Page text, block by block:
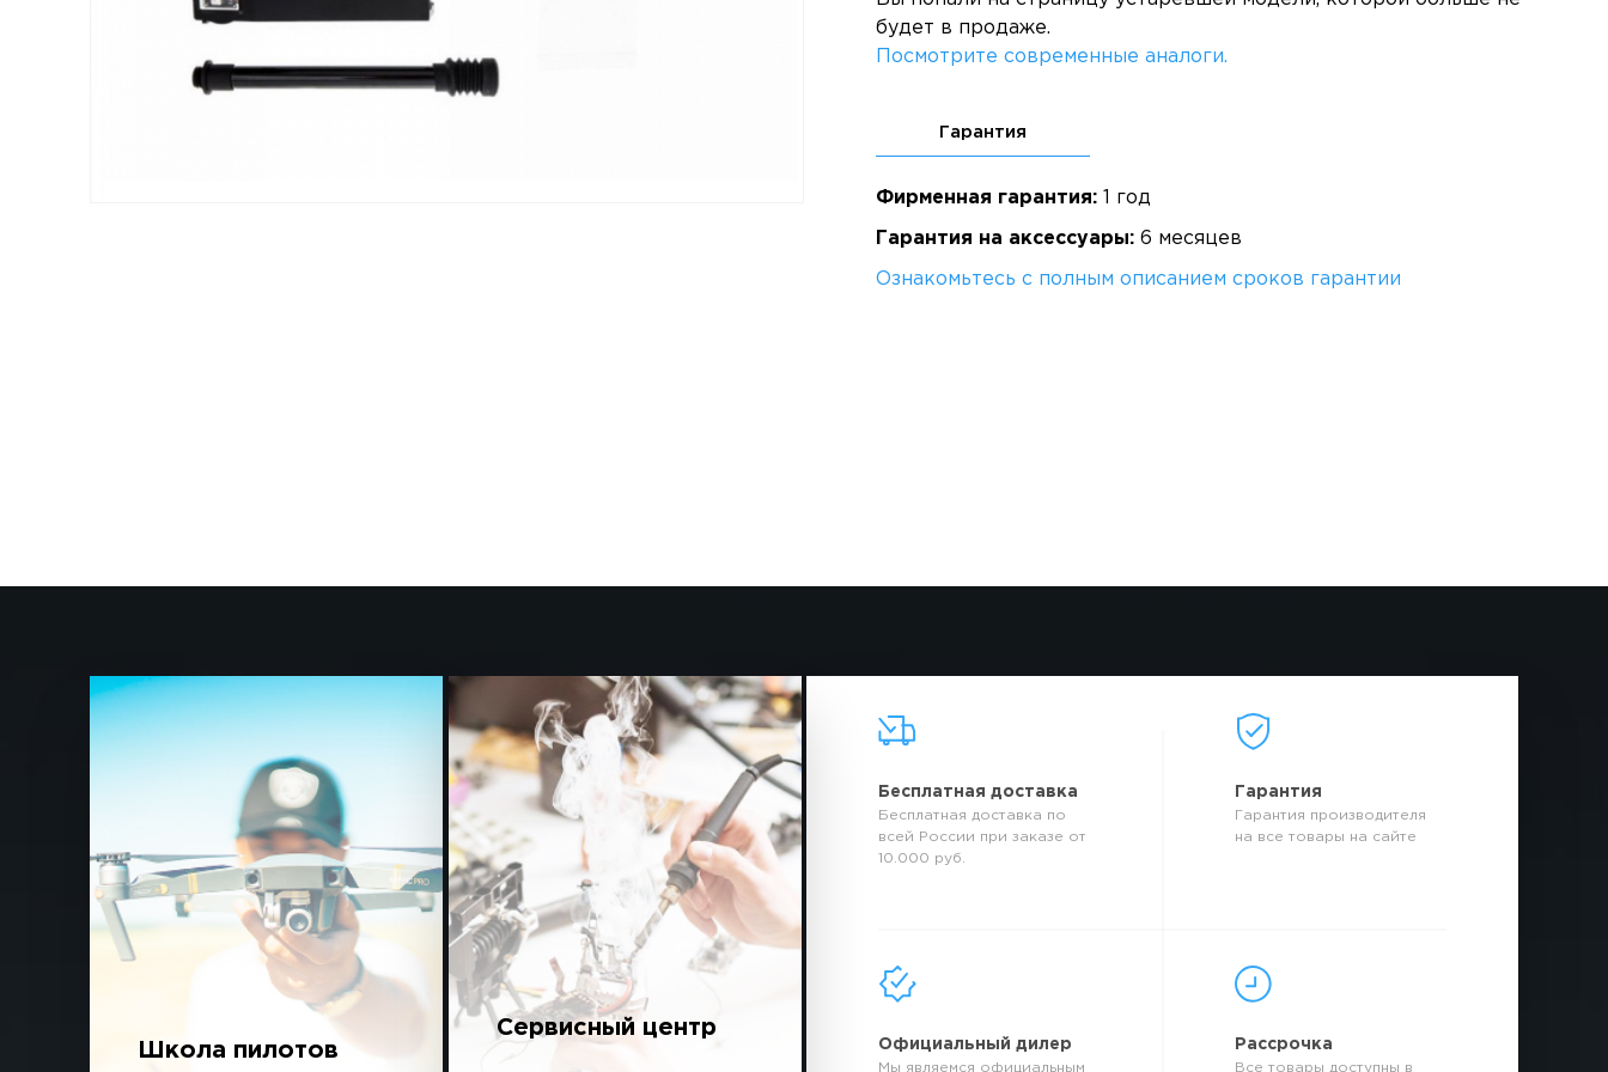
будет в продаже.
Посмотрите современные аналоги.
Гарантия
Фирменная гарантия:1 год
Гарантия на аксессуары:6 месяцев
Ознакомьтесь с полным описанием сроков гарантии
Школа пилотов
Сервисный центр
Бесплатная доставка
Бесплатная доставка по
всей России при заказе от
10.000 руб.
Гарантия
Гарантия производителя
на все товары на сайте
Официальный дилер
Мы являемся официальным
Рассрочка
Все товары доступны в